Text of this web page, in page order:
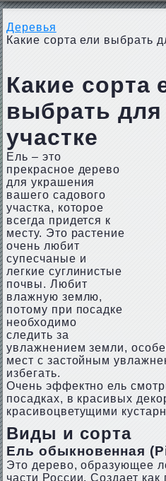
Деревья
Какие сорта ели выбрать
Какие сорта
выбрать для
участке
Ель – это
прекрасное дерево
для украшения
вашего садового
участка, которое
всегда придется к
месту. Это растение
очень любит
супесчаные и
легкие суглинистые
почвы. Любит
влажную землю,
потому при посадке
необходимо
следить за
увлажнением земли,
мест с застойным
избегать.
Очень эффектно ель
посадках, в красивых
красивоцветущими
Виды и сорта
Ель обыкновенная
Это дерево, образующее
части России. Создает